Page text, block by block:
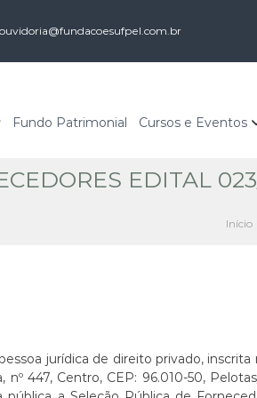
ouvidoria@fundacoesufpel.com.br
Fundo Patrimonial Cursos e Eventos
EDITAL
Início
jurídica de direito privado, inscrita
447, Centro, CEP: 96.010-50,